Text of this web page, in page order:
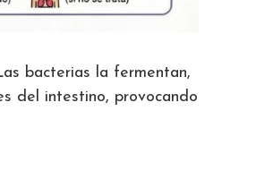
bacterias la fermentan,
del intestino, provocando